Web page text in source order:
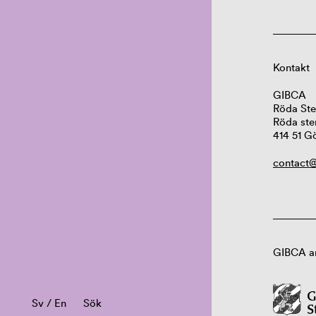
Sv / En
Kontakt
GIBCA
Röda
Röda
414 51
GIBCA